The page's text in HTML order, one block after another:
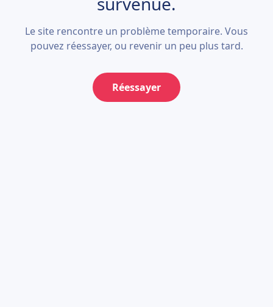
Le site rencontre un problème temporaire. Vous
pouvez réessayer, ou revenir un peu plus tard.
Réessayer